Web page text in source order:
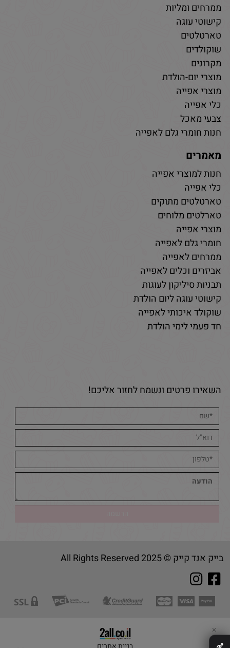
ממרחים ומליות
קישוטי עוגה
טארטלטים
שוקולדים
מקרונים
מוצרי יום-הולדת
מוצרי אפייה
כלי אפייה
צבעי מאכל
חנות חומרי גלם לאפייה
מאמרים
חנות למוצרי אפייה
כלי אפייה
טארטלטים מתוקים
טארלטים מלוחים
מוצרי אפייה
חומרי גלם לאפייה
ממרחים לאפייה
אביזרים וכלים לאפייה
תבניות סיליקון לעוגות
קישוטי עוגה ליום הולדת
שוקולד איכותי לאפייה
חד פעמי לימי הולדת
השאירו פרטים ונשמח לחזור אליכם!
בייק אנד קייק © 2025 All Rights Reserved
✕